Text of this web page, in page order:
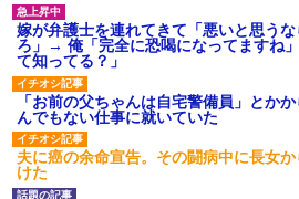
嫁が弁護士を連れてきて「悪いと思う
ろ」→ 俺「完全に恐喝になってますね
て知ってる？」
「お前の父ちゃんは自宅警備員」とか
んでもない仕事に就いていた
夫に癌の余命宣告。その闘病中に長女
けた